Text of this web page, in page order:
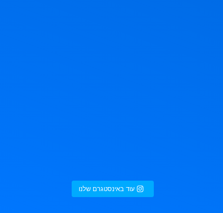
עוד באינסטגרם שלנו